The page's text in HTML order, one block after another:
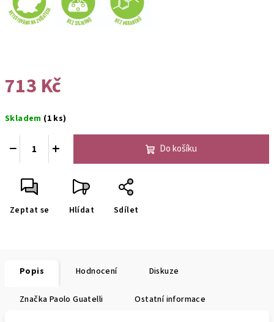
713 Kč
cena:
Skladem (1 ks)
+
− Do košíku
Zeptat se Hlídat Sdílet
Popis Hodnocení Diskuze
Značka Paolo Guatelli Ostatní informace